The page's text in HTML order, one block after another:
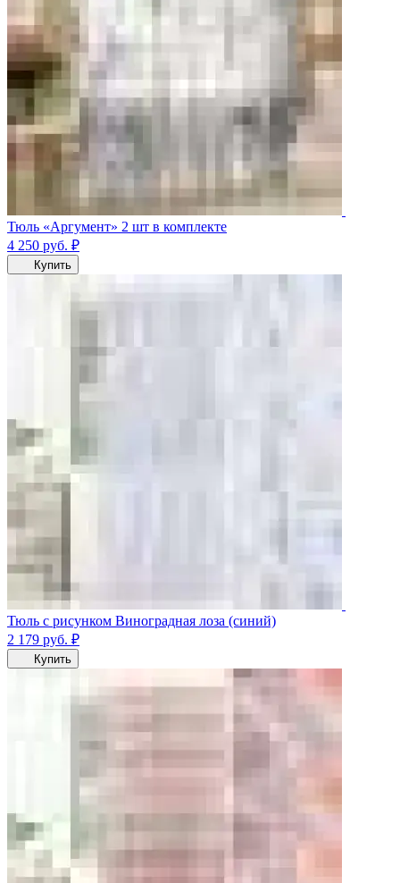
Тюль «Аргумент» 2 шт в комплекте
4 250 руб. ₽
Купить
Тюль с рисунком Виноградная лоза (синий)
2 179 руб. ₽
Купить